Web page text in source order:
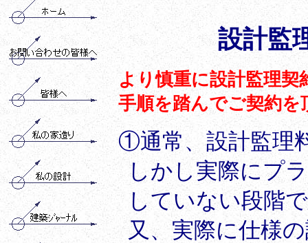
設計監
より慎重に設計監理
手順を踏んでご契約を
①通常、設計監理
しかし実際にプ
していない段階
又、実際に仕様